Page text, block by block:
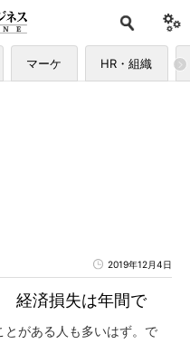
マーケ HR・組織
2019年12月4日
経済損失は年間で
がある人も多いはず。で